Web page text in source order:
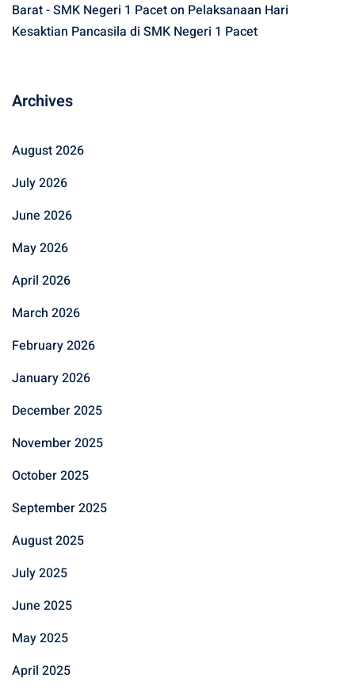
Barat - SMK Negeri 1 Paceton Pelaksanaan Hari
Kesaktian Pancasila di SMK Negeri 1 Pacet
Archives
August 2026
July 2026
June 2026
May 2026
April 2026
March 2026
February 2026
January 2026
December 2025
November 2025
October 2025
September 2025
August 2025
July 2025
June 2025
May 2025
April 2025